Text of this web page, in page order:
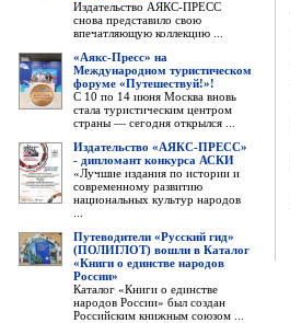
Издательство АЯКС-ПРЕСС
снова представило свою
впечатляющую коллекцию ...
«Аякс-Пресс» на
Международном туристическом
форуме «Путешествуй!»!
С 10 по 14 июня Москва вновь
стала туристическим центром
страны — сегодня открылся ...
Издательство «АЯКС-ПРЕСС»
- дипломант конкурса АСКИ
«Лучшие издания по истории и
современному развитию
национальных культур народов
Путеводители «Русский гид»
(ПОЛИГЛОТ) вошли в Каталог
«Книги о единстве народов
России»
Каталог «Книги о единстве
народов России» был создан
Российским книжным союзом ...